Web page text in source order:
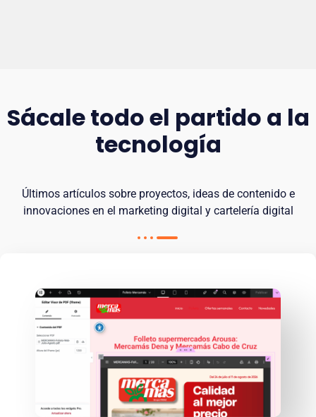
Sácale todo el partido a la
tecnología
Últimos artículos sobre proyectos, ideas de contenido e
innovaciones en el marketing digital y cartelería digital